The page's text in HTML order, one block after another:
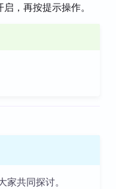
，再按提示操作。
共同探讨。